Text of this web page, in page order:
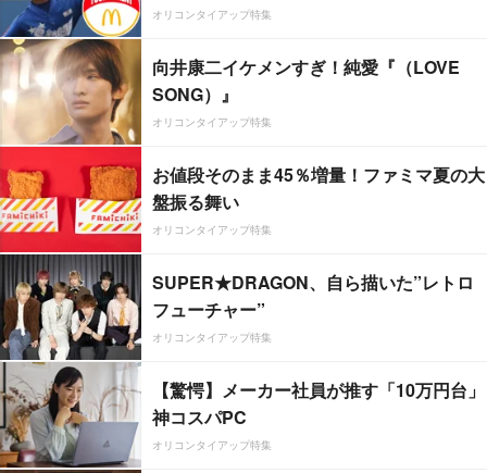
オリコンタイアップ特集
向井康二イケメンすぎ！純愛『（LOVE
SONG）』
オリコンタイアップ特集
お値段そのまま45％増量！ファミマ夏の大
盤振る舞い
オリコンタイアップ特集
SUPER★DRAGON、自ら描いた”レトロ
フューチャー”
オリコンタイアップ特集
【驚愕】メーカー社員が推す「10万円台」
神コスパPC
オリコンタイアップ特集